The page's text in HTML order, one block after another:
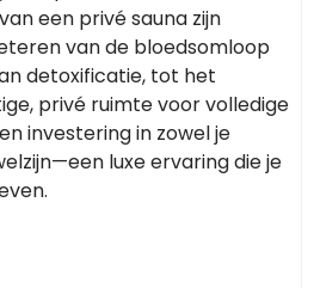
een privé sauna zijn
van de bloedsomloop
detoxificatie, tot het
privé ruimte voor volledige
investering in zowel je
luxe ervaring die je